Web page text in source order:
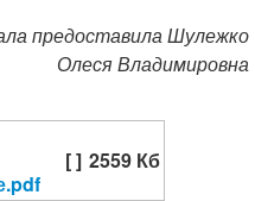
предоставила Шулежко
Олеся Владимировна
[ ] 2559 Кб